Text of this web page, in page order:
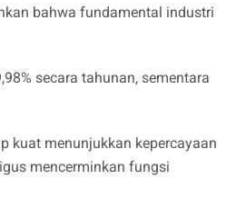
bahwa fundamental industri
secara tahunan, sementara
kuat menunjukkan kepercayaan
mencerminkan fungsi